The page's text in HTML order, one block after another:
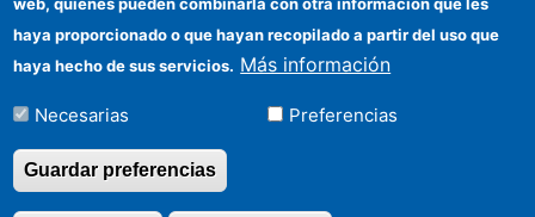
Ayudas FEDER
Organismos financiadores
Contacto
Cómo llegar
haya proporcionado o que hayan recopilado a partir del uso que
haya hecho de sus servicios. Más información
Necesarias Preferencias
Guardar preferencias